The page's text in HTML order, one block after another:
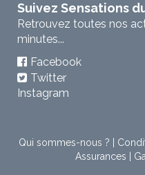
Suivez Sensations
Retrouvez toutes nos
minutes...
Facebook
Twitter
Instagram
Qui sommes-nous ?
Assurances